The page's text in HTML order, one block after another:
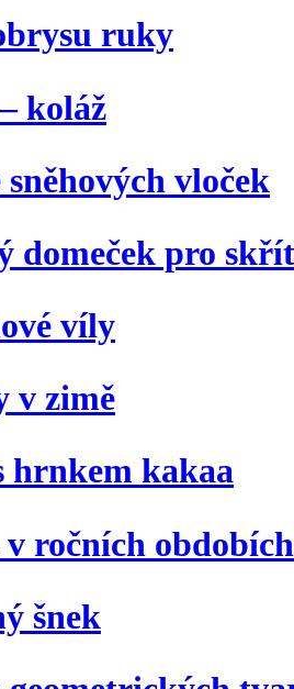
ruky
koláž
vloček
domeček pro
víly
v zimě
hrnkem kakaa
v ročních obdobích
šnek